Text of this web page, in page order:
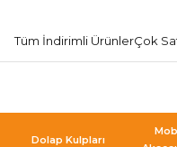
Tüm İndirimli ÜrünlerÇok
Dolap Kulpları